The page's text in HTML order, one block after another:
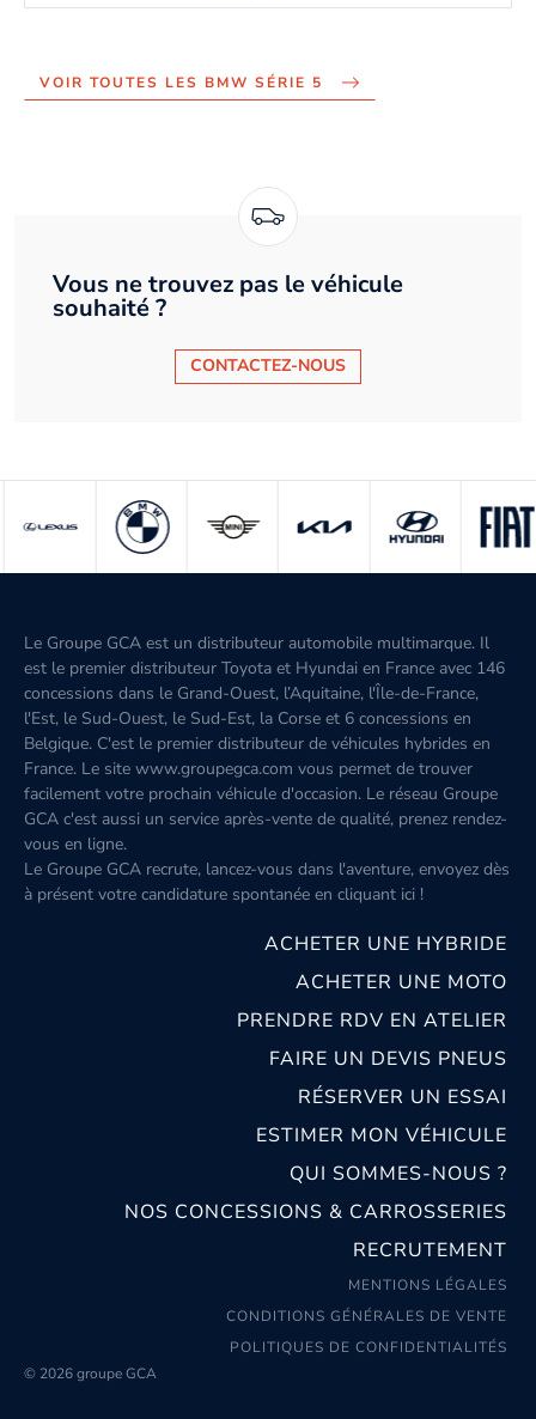
VOIR TOUTES LES BMW SÉRIE 5
Vous ne trouvez pas le véhicule
souhaité ?
CONTACTEZ-NOUS
Le Groupe GCA est un distributeur automobile multimarque. Il
est le premier distributeur Toyota et Hyundai en France avec 146
concessions dans le Grand-Ouest, l’Aquitaine, l'Île-de-France,
l'Est, le Sud-Ouest, le Sud-Est, la Corse et 6 concessions en
Belgique. C'est le premier distributeur de véhicules hybrides en
France. Le site www.groupegca.com vous permet de trouver
facilement votre prochain véhicule d'occasion. Le réseau Groupe
GCA c'est aussi un service après-vente de qualité, prenez rendez-
vous en ligne.
Le Groupe GCA recrute, lancez-vous dans l'aventure, envoyez dès
à présent votre candidature spontanée en cliquant ici !
ACHETER UNE HYBRIDE
ACHETER UNE MOTO
PRENDRE RDV EN ATELIER
FAIRE UN DEVIS PNEUS
RÉSERVER UN ESSAI
ESTIMER MON VÉHICULE
QUI SOMMES-NOUS ?
NOS CONCESSIONS & CARROSSERIES
RECRUTEMENT
MENTIONS LÉGALES
CONDITIONS GÉNÉRALES DE VENTE
POLITIQUES DE CONFIDENTIALITÉS
© 2026 groupe GCA